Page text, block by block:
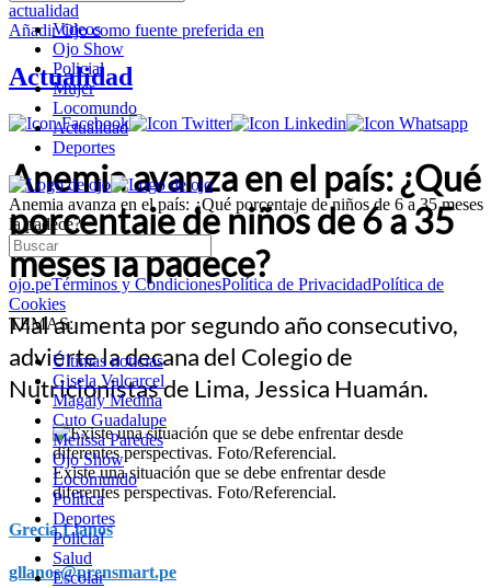
Videos
Ojo Show
Policial
Mujer
Locomundo
Actualidad
Deportes
Anemia avanza en el país: ¿Qué porcentaje de niños de 6 a 35 meses
la padece?
ojo.peTérminos y CondicionesPolítica de PrivacidadPolítica de
Cookies
TEMAS:
Últimas noticias
Gisela Valcarcel
Magaly Medina
Cuto Guadalupe
Melissa Paredes
Ojo Show
Locomundo
Política
Deportes
Policial
Salud
Escolar
actualidad
AñadirOjocomo fuente preferida en
Actualidad
Anemia avanza en el país: ¿Qué
porcentaje de niños de 6 a 35
meses la padece?
Mal aumenta por segundo año consecutivo,
advierte la decana del Colegio de
Nutricionistas de Lima, Jessica Huamán.
Existe una situación que se debe enfrentar desde
diferentes perspectivas. Foto/Referencial.
Grecia Llanos
gllanos@prensmart.pe